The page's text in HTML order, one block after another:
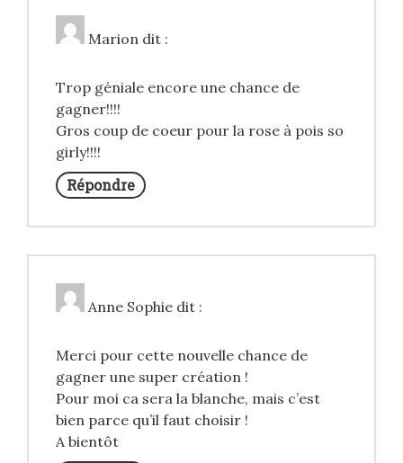
Marion dit :
Trop géniale encore une chance de
gagner!!!!
Gros coup de coeur pour la rose à pois so
girly!!!!
Répondre
Anne Sophie dit :
Merci pour cette nouvelle chance de
gagner une super création !
Pour moi ca sera la blanche, mais c’est
bien parce qu’il faut choisir !
A bientôt